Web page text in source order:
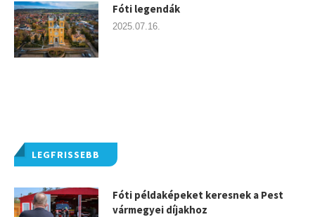
LEGFRISSEBB
Fóti példaképeket keresnek a Pest
vármegyei díjakhoz
Fóti legendák
2025.07.16.